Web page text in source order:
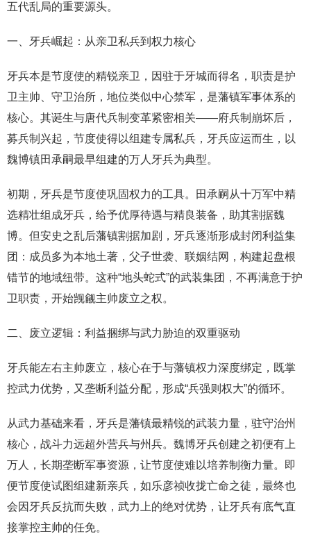
五代乱局的重要源头。
一、牙兵崛起：从亲卫私兵到权力核心
牙兵本是节度使的精锐亲卫，因驻于牙城而得名，职责是护
卫主帅、守卫治所，地位类似中心禁军，是藩镇军事体系的
核心。其诞生与唐代兵制变革紧密相关——府兵制崩坏后，
募兵制兴起，节度使得以组建专属私兵，牙兵应运而生，以
魏博镇田承嗣最早组建的万人牙兵为典型。
初期，牙兵是节度使巩固权力的工具。田承嗣从十万军中精
选精壮组成牙兵，给予优厚待遇与精良装备，助其割据魏
博。但安史之乱后藩镇割据加剧，牙兵逐渐形成封闭利益集
团：成员多为本地土著，父子世袭、联姻结网，构建起盘根
错节的地域纽带。这种“地头蛇式”的武装集团，不再满意于护
卫职责，开始觊觎主帅废立之权。
二、废立逻辑：利益捆绑与武力胁迫的双重驱动
牙兵能左右主帅废立，核心在于与藩镇权力深度绑定，既掌
控武力优势，又垄断利益分配，形成“兵强则权大”的循环。
从武力基础来看，牙兵是藩镇最精锐的武装力量，驻守治州
核心，战斗力远超外营兵与州兵。魏博牙兵创建之初便有上
万人，长期垄断军事资源，让节度使难以培养制衡力量。即
便节度使试图组建新亲兵，如乐彦祯收拢亡命之徒，最终也
会因牙兵反抗而失败，武力上的绝对优势，让牙兵有底气直
接掌控主帅的任免。